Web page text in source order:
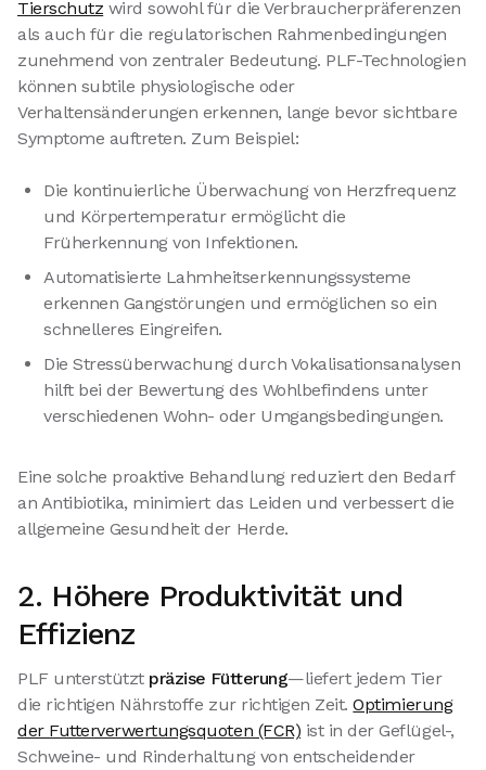
Tierschutz wird sowohl für die Verbraucherpräferenzen
als auch für die regulatorischen Rahmenbedingungen
zunehmend von zentraler Bedeutung. PLF-Technologien
können subtile physiologische oder
Verhaltensänderungen erkennen, lange bevor sichtbare
Symptome auftreten. Zum Beispiel:
Die kontinuierliche Überwachung von Herzfrequenz
und Körpertemperatur ermöglicht die
Früherkennung von Infektionen.
Automatisierte Lahmheitserkennungssysteme
erkennen Gangstörungen und ermöglichen so ein
schnelleres Eingreifen.
Die Stressüberwachung durch Vokalisationsanalysen
hilft bei der Bewertung des Wohlbefindens unter
verschiedenen Wohn- oder Umgangsbedingungen.
Eine solche proaktive Behandlung reduziert den Bedarf
an Antibiotika, minimiert das Leiden und verbessert die
allgemeine Gesundheit der Herde.
2. Höhere Produktivität und
Effizienz
PLF unterstützt präzise Fütterung—liefert jedem Tier
die richtigen Nährstoffe zur richtigen Zeit.Optimierung
der Futterverwertungsquoten (FCR) ist in der Geflügel-,
Schweine- und Rinderhaltung von entscheidender